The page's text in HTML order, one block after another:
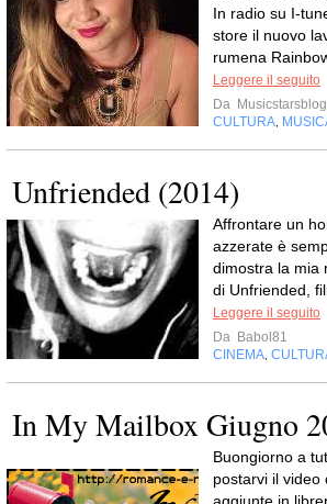
In radio su I-
store il nuovo
rumena
Leggere il seguito
Da Musicstarsblog
CULTURA
Unfriended (2014)
Affrontare un
azzerate è
dimostra la mia
di Unfriended,
Leggere il seguito
Da Babol81
CINEMA
In My Mailbox Giugno
Buongiorno a
postarvi il video